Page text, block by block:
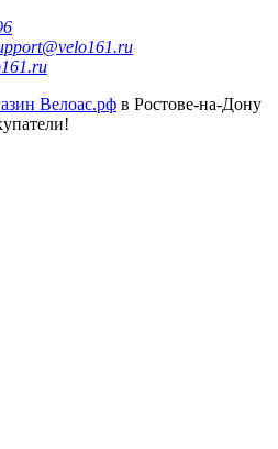
Велоас.рф в Ростове-на-Дону